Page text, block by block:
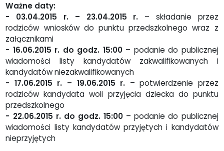
Ważne daty:
- 03.04.2015 r. – 23.04.2015 r. – składanie przez
rodziców wniosków do punktu przedszkolnego wraz z
załącznikami
- 16.06.2015 r. do godz. 15:00– podanie do publicznej
wiadomości listy kandydatów zakwalifikowanych i
kandydatów niezakwalifikowanych
- 17.06.2015 r. – 19.06.2015 r. – potwierdzenie przez
rodziców kandydata woli przyjęcia dziecka do punktu
przedszkolnego
- 22.06.2015 r. do godz. 15:00 – podanie do publicznej
wiadomości listy kandydatów przyjętych i kandydatów
nieprzyjętych